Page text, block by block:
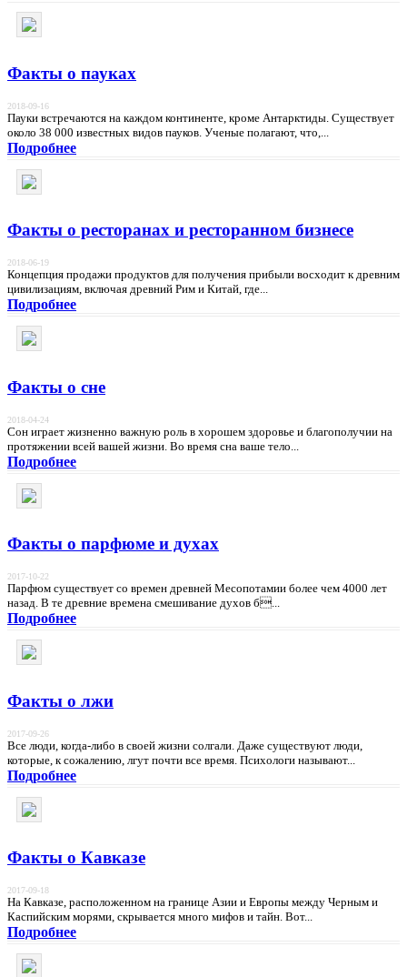
Факты о пауках
2018-09-16
Пауки встречаются на каждом континенте, кроме Антарктиды. Существует
около 38 000 известных видов пауков. Ученые полагают, что,...
Подробнее
Факты о ресторанах и ресторанном бизнесе
2018-06-19
Концепция продажи продуктов для получения прибыли восходит к древним
цивилизациям, включая древний Рим и Китай, где...
Подробнее
Факты о сне
2018-04-24
Сон играет жизненно важную роль в хорошем здоровье и благополучии на
протяжении всей вашей жизни. Во время сна ваше тело...
Подробнее
Факты о парфюме и духах
2017-10-22
Парфюм существует со времен древней Месопотамии более чем 4000 лет
назад. В те древние времена смешивание духов б...
Подробнее
Факты о лжи
2017-09-26
Все люди, когда-либо в своей жизни солгали. Даже существуют люди,
которые, к сожалению, лгут почти все время. Психологи называют...
Подробнее
Факты о Кавказе
2017-09-18
На Кавказе, расположенном на границе Азии и Европы между Черным и
Каспийским морями, скрывается много мифов и тайн. Вот...
Подробнее